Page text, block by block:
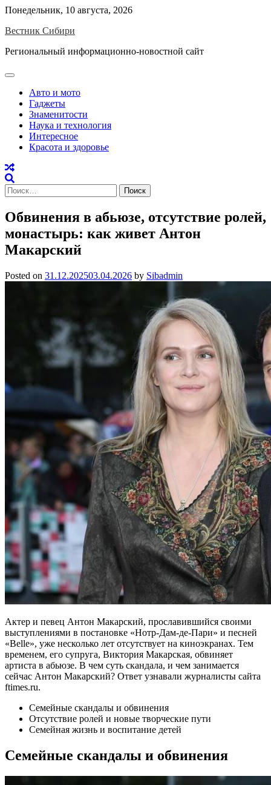
Skip
content
Понедельник, 10 августа, 2026
Вестник Сибири
Региональный информационно-новостной сайт
Авто и мото
Гаджеты
Знаменитости
Наука и технология
Интересное
Красота и здоровье
Найти:
Обвинения в абьюзе, отсутствие ролей,
монастырь: как живет Антон
Макарский
Posted on 31.12.202503.04.2026 by Sibadmin
Актер и певец Антон Макарский, прославившийся своими
выступлениями в постановке «Нотр-Дам-де-Пари» и песней
«Belle», уже несколько лет отсутствует на киноэкранах. Тем
временем, его супруга, Виктория Макарская, обвиняет
артиста в абьюзе. В чем суть скандала, и чем занимается
сейчас Антон Макарский? Ответ узнавали журналисты сайта
ftimes.ru.
Семейные скандалы и обвинения
Отсутствие ролей и новые творческие пути
Семейная жизнь и воспитание детей
Семейные скандалы и обвинения